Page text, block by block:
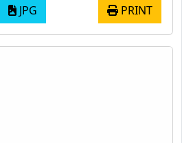
JPG PRINT